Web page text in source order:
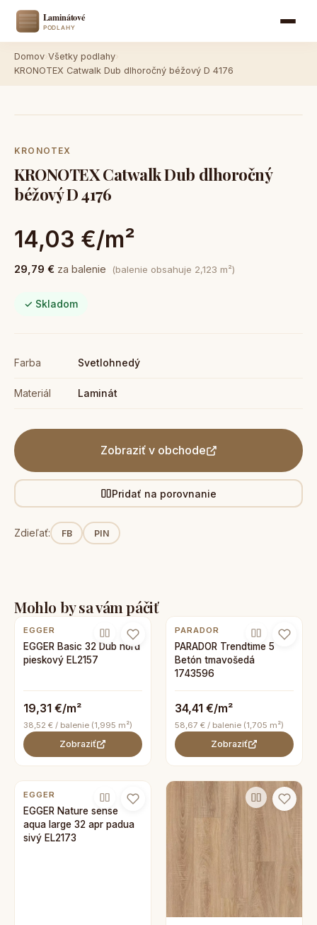
Domov Všetky podlahy
KRONOTEX Catwalk Dub dlhoročný béžový D 4176
KRONOTEX
KRONOTEX Catwalk Dub dlhoročný
béžový D 4176
14,03 €/m²
29,79 € za balenie (balenie obsahuje 2,123 m²)
✓ Skladom
Farba Svetlohnedý
Materiál Laminát
Zobraziť v obchode
Pridať na porovnanie
Zdieľať: FB PIN
Mohlo by sa vám páčiť
EGGER
EGGER Basic 32 Dub nord
pieskový EL2157
19,31 €/m²
38,52 € / balenie (1,995 m²)
Zobraziť
PARADOR
PARADOR Trendtime 5
Betón tmavošedá
1743596
34,41 €/m²
58,67 € / balenie (1,705 m²)
Zobraziť
EGGER
EGGER Nature sense
aqua large 32 apr padua
sivý EL2173